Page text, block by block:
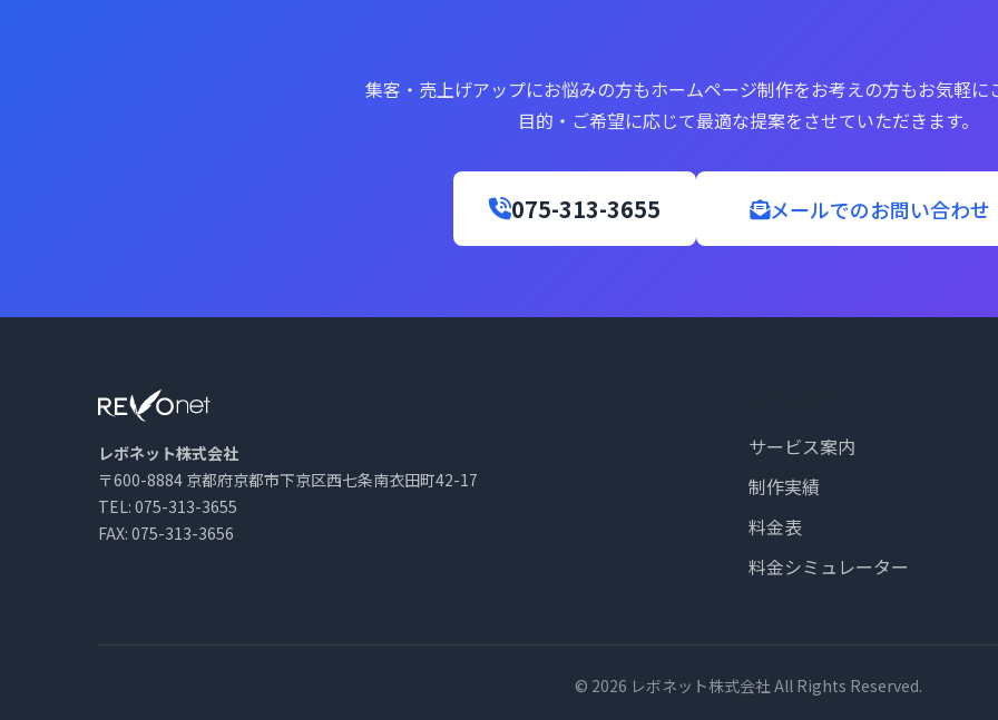
集客・売上げアップにお悩みの方もホームページ制作をお考えの方もお気軽に
目的・ご希望に応じて最適な提案をさせていただきます。
075-313-3655 メールでのお問い合わせ
レボネット株式会社
〒600-8884 京都府京都市下京区西七条南衣田町42-17
TEL: 075-313-3655
FAX: 075-313-3656
サービス案内
制作実績
料金表
料金シミュレーター
© 2026 レボネット株式会社 All Rights Reserved.